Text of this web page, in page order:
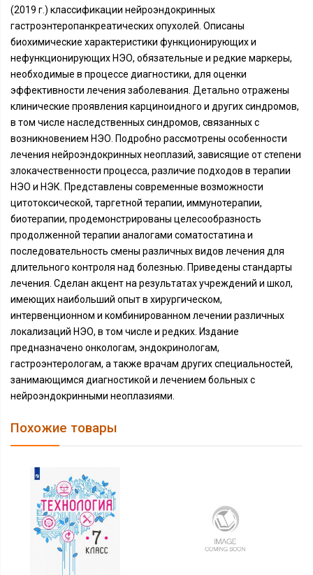
(2019 г.) классификации нейроэндокринных
гастроэнтеропанкреатических опухолей. Описаны
биохимические характеристики функционирующих и
нефункционирующих НЭО, обязательные и редкие маркеры,
необходимые в процессе диагностики, для оценки
эффективности лечения заболевания. Детально отражены
клинические проявления карциноидного и других синдромов,
в том числе наследственных синдромов, связанных с
возникновением НЭО. Подробно рассмотрены особенности
лечения нейроэндокринных неоплазий, зависящие от степени
злокачественности процесса, различие подходов в терапии
НЭО и НЭК. Представлены современные возможности
цитотоксической, таргетной терапии, иммунотерапии,
биотерапии, продемонстрированы целесообразность
продолженной терапии аналогами соматостатина и
последовательность смены различных видов лечения для
длительного контроля над болезнью. Приведены стандарты
лечения. Сделан акцент на результатах учреждений и школ,
имеющих наибольший опыт в хирургическом,
интервенционном и комбинированном лечении различных
локализаций НЭО, в том числе и редких. Издание
предназначено онкологам, эндокринологам,
гастроэнтерологам, а также врачам других специальностей,
занимающимся диагностикой и лечением больных с
нейроэндокринными неоплазиями.
Похожие товары